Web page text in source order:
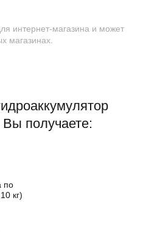
интернет-магазина и может
магазинах.
получаете:
по
кг)